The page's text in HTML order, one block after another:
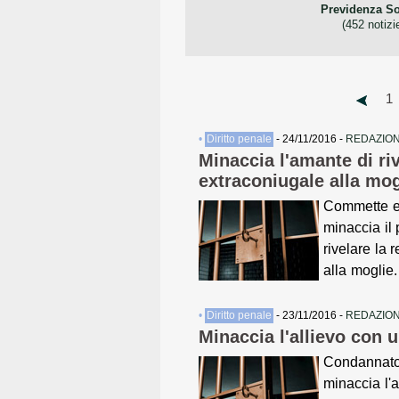
Previdenza
(452
1
• Diritto penale - 24/11/2016 -
Minaccia l'amante di
extraconiugale alla
Commette
minaccia il
rivelare la
alla
• Diritto penale - 23/11/2016 -
Minaccia l'allievo con
minaccia